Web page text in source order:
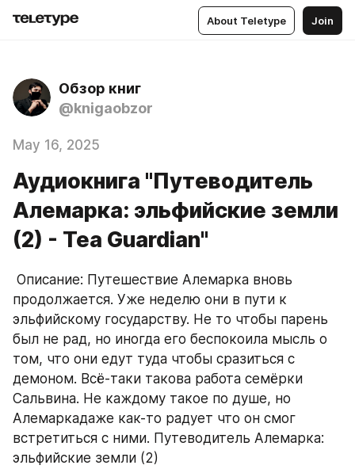
About Teletype Join
Обзор книг
@knigaobzor
May 16, 2025
Аудиокнига "Путеводитель
Алемарка: эльфийские земли
(2) - Tea Guardian"
продолжается. Уже неделю они в пути к
эльфийскому государству. Не то чтобы парень
был не рад, но иногда его беспокоила мысль о
том, что они едут туда чтобы сразиться с
демоном. Всё-таки такова работа семёрки
Сальвина. Не каждому такое по душе, но
Алемаркадаже как-то радует что он смог
встретиться с ними. Путеводитель Алемарка:
эльфийские земли (2)